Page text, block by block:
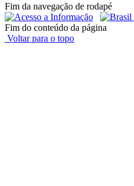
Fim da navegação de rodapé
Fim do conteúdo da página
Voltar para o topo